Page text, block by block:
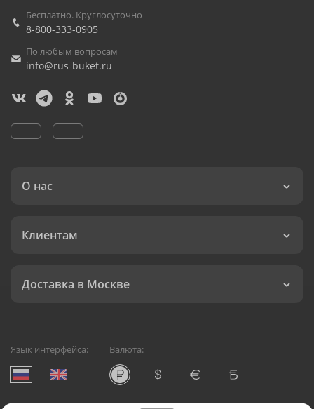
Бесплатно. Круглосуточно
8-800-333-0905
По любым вопросам
info@rus-buket.ru
О нас
Клиентам
Доставка в Москве
Язык интерфейса: Валюта: